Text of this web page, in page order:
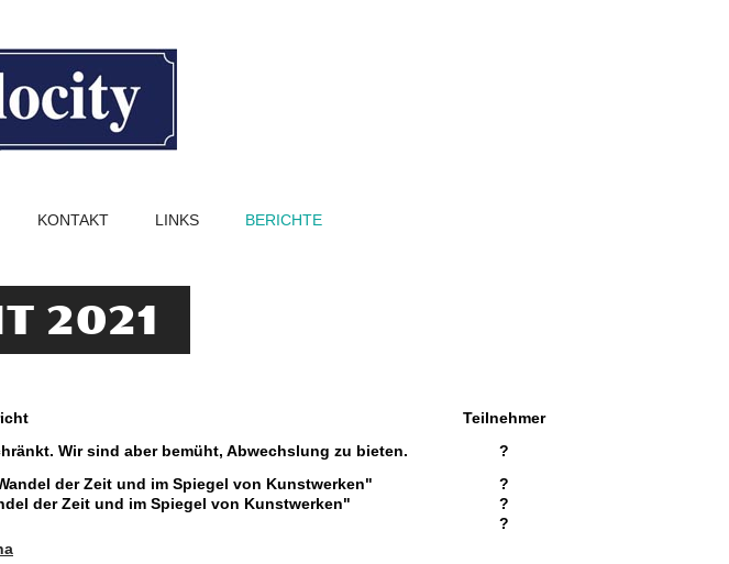
KONTAKT LINKS BERICHTE
2021
Teilnehmer
Wir sind aber bemüht, Abwechslung zu bieten.
?
der Zeit und im Spiegel von Kunstwerken"
?
der Zeit und im Spiegel von Kunstwerken"
?
?